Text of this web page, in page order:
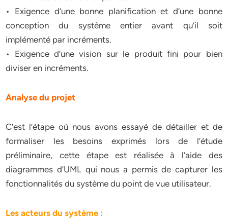
• Exigence d’une bonne planification et d’une bonne
conception du système entier avant qu’il soit
implémenté par incréments.
• Exigence d’une vision sur le produit fini pour bien
diviser en incréments.
Analyse du projet
C’est l’étape où nous avons essayé de détailler et de
formaliser les besoins exprimés lors de l’étude
préliminaire, cette étape est réalisée à l’aide des
diagrammes d’UML qui nous a permis de capturer les
fonctionnalités du système du point de vue utilisateur.
Les acteurs du système :